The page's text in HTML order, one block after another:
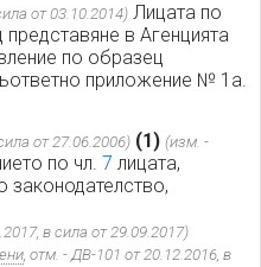
от 03.10.2014) Лицата по
представяне в Агенцията
по образец
приложение № 1а.
от 27.06.2006) (1) (изм. -
по чл. 7 лицата,
законодателство,
в сила от 29.09.2017)
, отм. - ДВ-101 от 20.12.2016, в